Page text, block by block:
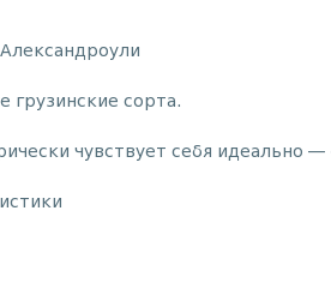
сорта.
чувствует себя идеально —